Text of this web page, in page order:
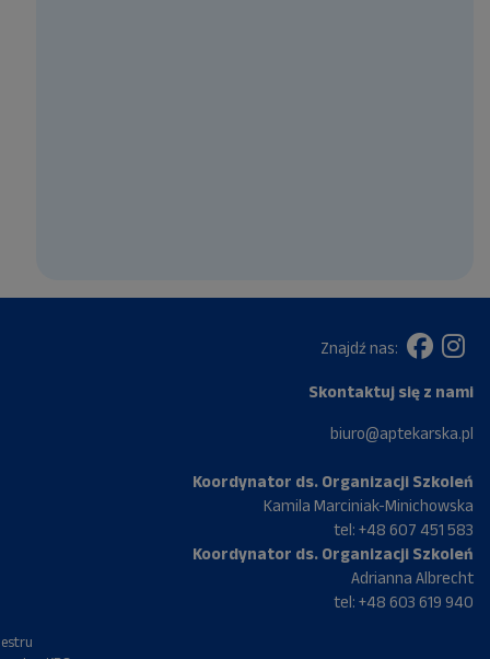
Znajdź nas:
Skontaktuj się z nami
biuro@aptekarska.pl
Koordynator ds. Organizacji Szkoleń
Kamila Marciniak-Minichowska
tel: +48 607 451 583
Koordynator ds. Organizacji Szkoleń
Adrianna Albrecht
tel: +48 603 619 940